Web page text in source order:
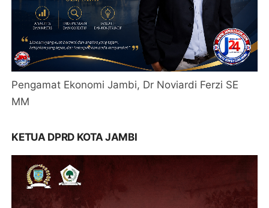
Pengamat Ekonomi Jambi, Dr Noviardi Ferzi SE
MM
KETUA DPRD KOTA JAMBI